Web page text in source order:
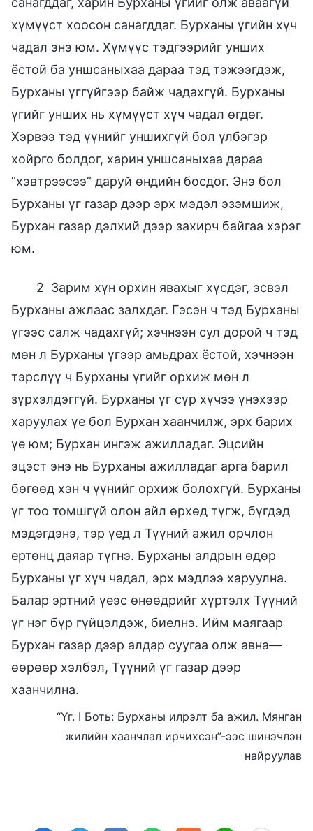
хүмүүст хоосон санагддаг. Бурханы үгийн хүч
чадал энэ юм. Хүмүүс тэдгээрийг унших
ёстой ба уншсаныхаа дараа тэд тэжээгдэж,
Бурханы үггүйгээр байж чадахгүй. Бурханы
үгийг унших нь хүмүүст хүч чадал өгдөг.
Хэрвээ тэд үүнийг уншихгүй бол үлбэгэр
хойрго болдог, харин уншсаныхаа дараа
“хэвтрээсээ” даруй өндийн босдог. Энэ бол
Бурханы үг газар дээр эрх мэдэл эзэмшиж,
Бурхан газар дэлхий дээр захирч байгаа хэрэг
юм.
2 Зарим хүн орхин явахыг хүсдэг, эсвэл
Бурханы ажлаас залхдаг. Гэсэн ч тэд Бурханы
үгээс салж чадахгүй; хэчнээн сул дорой ч тэд
мөн л Бурханы үгээр амьдрах ёстой, хэчнээн
тэрслүү ч Бурханы үгийг орхиж мөн л
зүрхэлдэггүй. Бурханы үг сүр хүчээ үнэхээр
харуулах үе бол Бурхан хаанчилж, эрх барих
үе юм; Бурхан ингэж ажилладаг. Эцсийн
эцэст энэ нь Бурханы ажилладаг арга барил
бөгөөд хэн ч үүнийг орхиж болохгүй. Бурханы
үг тоо томшгүй олон айл өрхөд түгж, бүгдэд
мэдэгдэнэ, тэр үед л Түүний ажил орчлон
ертөнц даяар түгнэ. Бурханы алдрын өдөр
Бурханы үг хүч чадал, эрх мэдлээ харуулна.
Балар эртний үеэс өнөөдрийг хүртэлх Түүний
үг нэг бүр гүйцэлдэж, биелнэ. Ийм маягаар
Бурхан газар дээр алдар суугаа олж авна—
өөрөөр хэлбэл, Түүний үг газар дээр
хаанчилна.
“Үг. I Боть: Бурханы илрэлт ба ажил. Мянган
жилийн хаанчлал ирчихсэн”-ээс шинэчлэн
найруулав